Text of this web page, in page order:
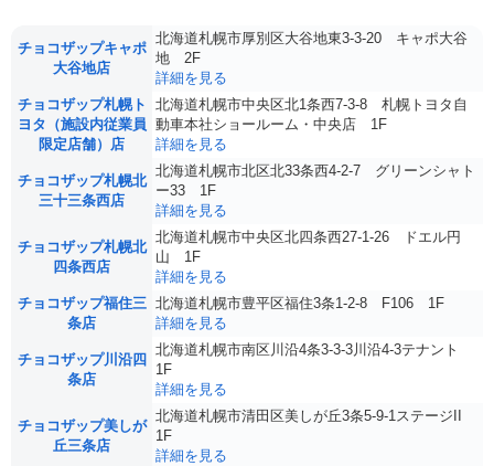
チョコザップキャポ
大谷地店
北海道札幌市厚別区大谷地東3-3-20 キャポ大谷
地 2F
詳細を見る
チョコザップ札幌ト
ヨタ（施設内従業員
限定店舗）店
北海道札幌市中央区北1条西7-3-8 札幌トヨタ自
動車本社ショールーム・中央店 1F
詳細を見る
チョコザップ札幌北
三十三条西店
北海道札幌市北区北33条西4-2-7 グリーンシャト
ー33 1F
詳細を見る
チョコザップ札幌北
四条西店
北海道札幌市中央区北四条西27-1-26 ドエル円
山 1F
詳細を見る
チョコザップ福住三
条店
北海道札幌市豊平区福住3条1-2-8 F106 1F
詳細を見る
チョコザップ川沿四
条店
北海道札幌市南区川沿4条3-3-3川沿4-3テナント
1F
詳細を見る
チョコザップ美しが
丘三条店
北海道札幌市清田区美しが丘3条5-9-1ステージII
1F
詳細を見る